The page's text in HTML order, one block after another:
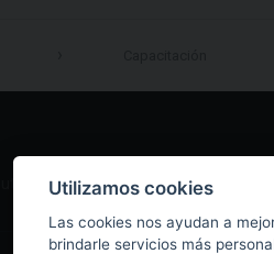
Facebook
Utilizamos cookies
Las cookies nos ayudan a
brindarle servicios más